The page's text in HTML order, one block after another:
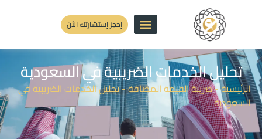
إحجز إستشارتك الأن
تحليل الخدمات الضريبية في السعودية
الرئيسية-ضريبة القيمة المضافة-تحليل الخدمات الضريبية في
السعودية